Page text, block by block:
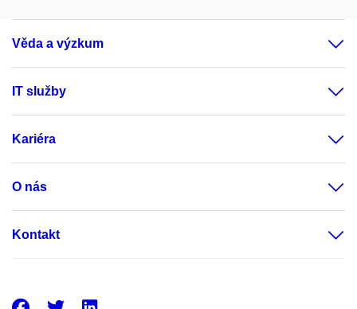
Věda a výzkum
IT služby
Kariéra
O nás
Kontakt